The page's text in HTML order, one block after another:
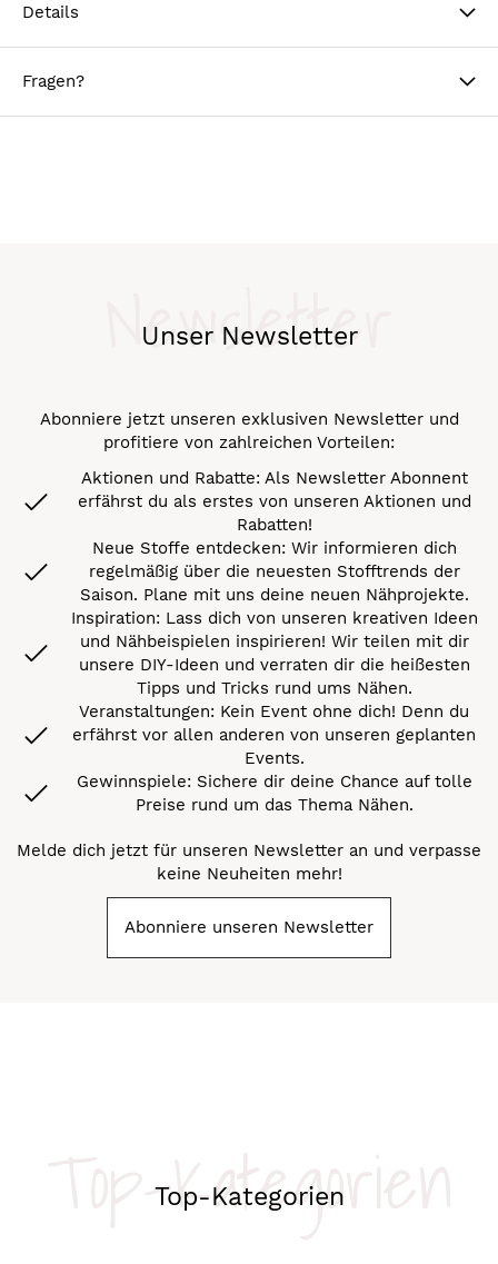
Details
Fragen?
Unser Newsletter
Newsletter
Abonniere jetzt unseren exklusiven Newsletter und
profitiere von zahlreichen Vorteilen:
Aktionen und Rabatte: Als Newsletter Abonnent
erfährst du als erstes von unseren Aktionen und
Rabatten!
Neue Stoffe entdecken: Wir informieren dich
regelmäßig über die neuesten Stofftrends der
Saison. Plane mit uns deine neuen Nähprojekte.
Inspiration: Lass dich von unseren kreativen Ideen
und Nähbeispielen inspirieren! Wir teilen mit dir
unsere DIY-Ideen und verraten dir die heißesten
Tipps und Tricks rund ums Nähen.
Veranstaltungen: Kein Event ohne dich! Denn du
erfährst vor allen anderen von unseren geplanten
Events.
Gewinnspiele: Sichere dir deine Chance auf tolle
Preise rund um das Thema Nähen.
Melde dich jetzt für unseren Newsletter an und verpasse
keine Neuheiten mehr!
Abonniere unseren Newsletter
Top-Kategorien
Top-Kategorien